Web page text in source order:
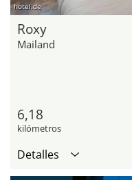
hotel.de
Roxy
Mailand
6,18
kilómetros
Detalles